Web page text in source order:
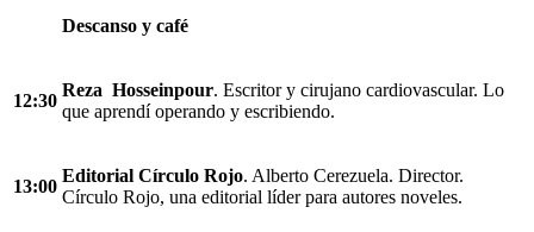
Descanso y café
12:30
Reza Hosseinpour. Escritor y cirujano cardiovascular. Lo
que aprendí operando y escribiendo.
13:00
Editorial Círculo Rojo. Alberto Cerezuela. Director.
Círculo Rojo, una editorial líder para autores noveles.